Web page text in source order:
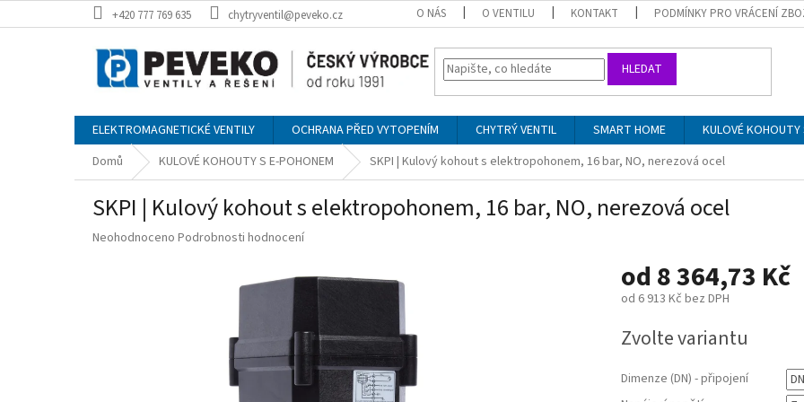
na
+420 777 769 635 chytryventil@peveko.cz O NÁS O VENTILU KONTAKT PODMÍNKY PRO VRÁCENÍ
HLEDAT
ELEKTROMAGNETICKÉ VENTILY OCHRANA PŘED VYTOPENÍM CHYTRÝ VENTIL SMART HOME KULOVÉ
Domů
KULOVÉ KOHOUTY S E-POHONEM SKPI | Kulový kohout s elektropohonem, 16 bar, NO, nerezová ocel
SKPI | Kulový kohout s elektropohonem, 16 bar, NO, nerezová ocel
Průměrné
Neohodnoceno Podrobnosti hodnocení
od 8 364,73 Kč
od 6 913 Kč bez DPH
cena:
Zvolte variantu
Dimenze (DN) - připojení